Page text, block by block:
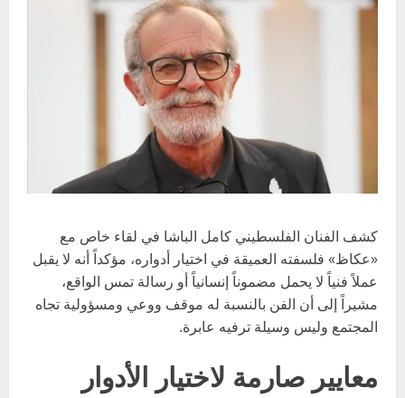
كشف الفنان الفلسطيني كامل الباشا في لقاء خاص مع
«عكاظ» فلسفته العميقة في اختيار أدواره، مؤكداً أنه لا يقبل
عملاً فنياً لا يحمل مضموناً إنسانياً أو رسالة تمس الواقع،
مشيراً إلى أن الفن بالنسبة له موقف ووعي ومسؤولية تجاه
المجتمع وليس وسيلة ترفيه عابرة.
معايير صارمة لاختيار الأدوار